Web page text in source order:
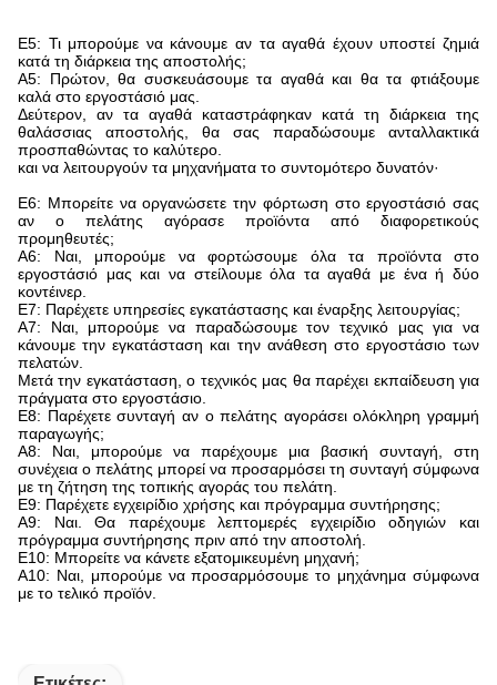
Ε5: Τι μπορούμε να κάνουμε αν τα αγαθά έχουν υποστεί ζημιά
κατά τη διάρκεια της αποστολής;
Α5: Πρώτον, θα συσκευάσουμε τα αγαθά και θα τα φτιάξουμε
καλά στο εργοστάσιό μας.
Δεύτερον, αν τα αγαθά καταστράφηκαν κατά τη διάρκεια της
θαλάσσιας αποστολής, θα σας παραδώσουμε ανταλλακτικά
προσπαθώντας το καλύτερο.
και να λειτουργούν τα μηχανήματα το συντομότερο δυνατόν·
Ε6: Μπορείτε να οργανώσετε την φόρτωση στο εργοστάσιό σας
αν ο πελάτης αγόρασε προϊόντα από διαφορετικούς
προμηθευτές;
Α6: Ναι, μπορούμε να φορτώσουμε όλα τα προϊόντα στο
εργοστάσιό μας και να στείλουμε όλα τα αγαθά με ένα ή δύο
κοντέινερ.
Ε7: Παρέχετε υπηρεσίες εγκατάστασης και έναρξης λειτουργίας;
Α7: Ναι, μπορούμε να παραδώσουμε τον τεχνικό μας για να
κάνουμε την εγκατάσταση και την ανάθεση στο εργοστάσιο των
πελατών.
Μετά την εγκατάσταση, ο τεχνικός μας θα παρέχει εκπαίδευση για
πράγματα στο εργοστάσιο.
Ε8: Παρέχετε συνταγή αν ο πελάτης αγοράσει ολόκληρη γραμμή
παραγωγής;
Α8: Ναι, μπορούμε να παρέχουμε μια βασική συνταγή, στη
συνέχεια ο πελάτης μπορεί να προσαρμόσει τη συνταγή σύμφωνα
με τη ζήτηση της τοπικής αγοράς του πελάτη.
Ε9: Παρέχετε εγχειρίδιο χρήσης και πρόγραμμα συντήρησης;
Α9: Ναι. Θα παρέχουμε λεπτομερές εγχειρίδιο οδηγιών και
πρόγραμμα συντήρησης πριν από την αποστολή.
Ε10: Μπορείτε να κάνετε εξατομικευμένη μηχανή;
Α10: Ναι, μπορούμε να προσαρμόσουμε το μηχάνημα σύμφωνα
με το τελικό προϊόν.